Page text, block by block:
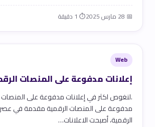
📅 28 مارس 2025 ⏱ 1 دقيقة
Web
إعلانات مدفوعة على المنصات
.لنغوص اكثر في إعلانات مدفوعة على المنصات
مدفوعة على المنصات الرقمية مقدمة في عصر
الرقمية، أصبحت الاعلانات…